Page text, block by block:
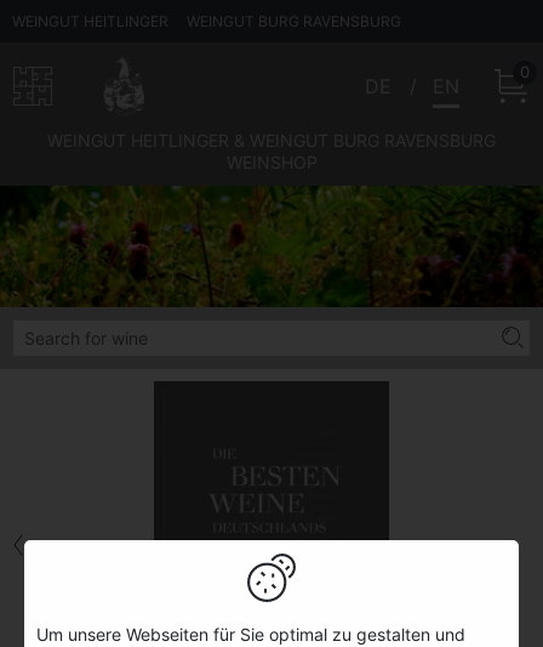
WEINGUT HEITLINGER WEINGUT BURG RAVENSBURG
0
Back
Sold out
Um unsere Webseiten für Sie optimal zu gestalten und